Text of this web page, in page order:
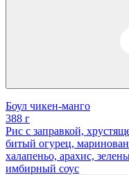
Боул чикен-манго
388 г
Рис с заправкой,
битый огурец,
халапеньо, арахис,
имбирный соус